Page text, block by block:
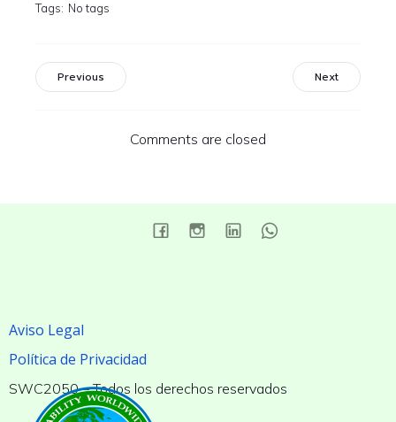
Tags: No tags
Previous Next
Comments are closed
Aviso Legal
Política de Privacidad
SWC2050 – Todos los derechos reservados